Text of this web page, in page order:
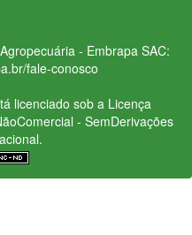
- Embrapa SAC:
fale-conosco
licenciado sob a Licença
- SemDerivações